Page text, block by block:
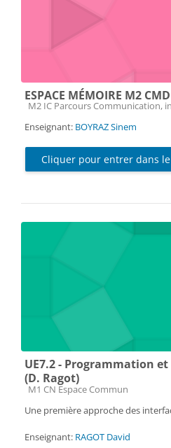
ESPACE MÉMOIRE M2
Catégorie de cours
M2 IC Parcours Communication,
Enseignant: BOYRAZ Sinem
Cliquer pour entrer dans
UE7.2 - Programmation
(D. Ragot)
Catégorie de cours
M1 CN Espace Commun
Une première approche des
Enseignant: RAGOT David